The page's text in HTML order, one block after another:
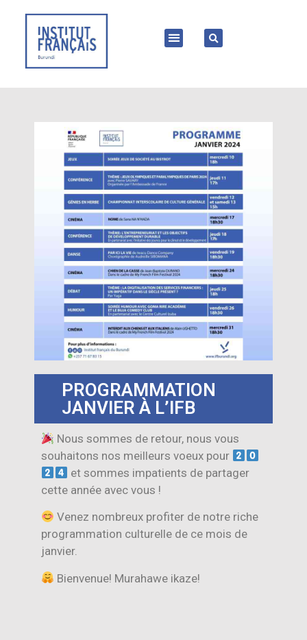
PROGRAMMATION
JANVIER À L’IFB
Nous sommes de retour, nous vous
souhaitons nos meilleurs voeux pour
et sommes impatients de partager
cette année avec vous !
Venez nombreux profiter de notre riche
programmation culturelle de ce mois de
janvier.
Bienvenue! Murahawe ikaze!